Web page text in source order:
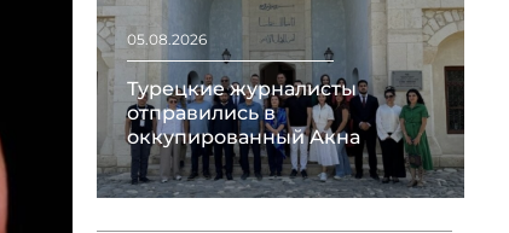
05.08.2026
Турецкие журналисты
отправились в
оккупированный Акна